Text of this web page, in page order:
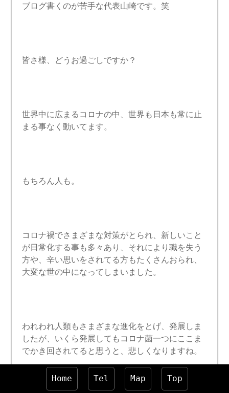
ブログ書くのが苦手な代表山崎です。笑
皆さ様、どうお過ごしですか？
世界中に広まるコロナの中、世界も日本も常に止
まる事なく動いてます。
もちろん人も。
コロナ禍でさまざまな対策がとられ、新しいこと
が日常化する事も多々あり、それにより職を失う
方や、辛い思いをされてる方もたくさんおられ、
大変な世の中になってしまいました。
われわれ人類もさまざまな進化をとげ、発展しま
したが、いくら発展してもコロナ菌一つにここま
でかき回されてると思うと、悲しくなりますね。
Home Tel Map Top